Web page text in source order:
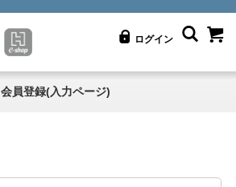
ログイン
会員登録(入力ページ)